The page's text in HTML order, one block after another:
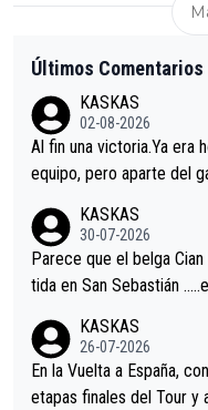
Últimos Comentarios
KASKAS
02-08-2026
Al fin una victoria.Ya era
equipo, pero aparte del
s.La única buena noticia
astian.Si en la Vuelta a
er alguna sorpresa en la
KASKAS
30-07-2026
Parece que el belga
tida en San Sebastián
KASKAS
26-07-2026
En la Vuelta a España,
etapas finales del Tour y